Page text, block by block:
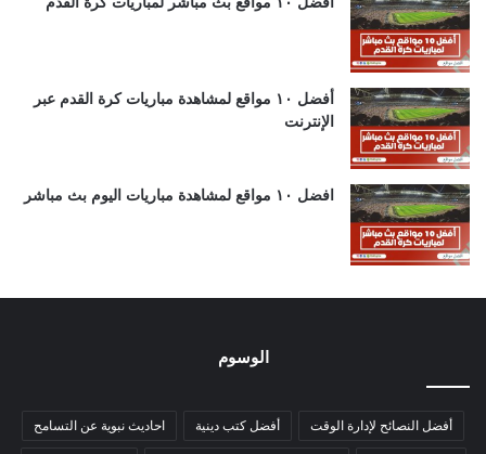
أفضل ١٠ مواقع لمشاهدة مباريات كرة القدم عبر
الإنترنت
افضل ١٠ مواقع لمشاهدة مباريات اليوم بث مباشر
الوسوم
أفضل النصائح لإدارة الوقت أفضل كتب دينية احاديث نبوية عن التسامح